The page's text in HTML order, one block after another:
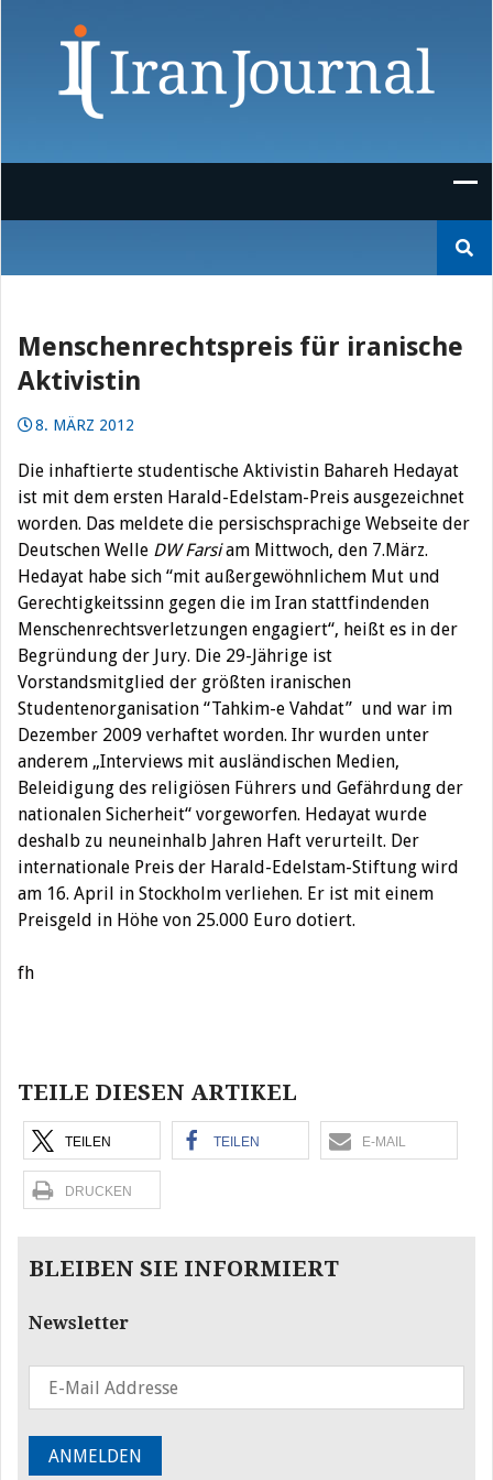
nach:
Menschenrechtspreis für iranische
Aktivistin
8. MÄRZ 2012
Die inhaftierte studentische Aktivistin Bahareh Hedayat
ist mit dem ersten Harald-Edelstam-Preis ausgezeichnet
worden. Das meldete die persischsprachige Webseite der
Deutschen Welle DW Farsiam Mittwoch, den 7.März.
Hedayat habe sich “mit außergewöhnlichem Mut und
Gerechtigkeitssinn gegen die im Iran stattfindenden
Menschenrechtsverletzungen engagiert“, heißt es in der
Begründung der Jury. Die 29-Jährige ist
Vorstandsmitglied der größten iranischen
Studentenorganisation “Tahkim-e Vahdat” und war im
Dezember 2009 verhaftet worden. Ihr wurden unter
anderem „Interviews mit ausländischen Medien,
Beleidigung des religiösen Führers und Gefährdung der
nationalen Sicherheit“ vorgeworfen. Hedayat wurde
deshalb zu neuneinhalb Jahren Haft verurteilt. Der
internationale Preis der Harald-Edelstam-Stiftung wird
am 16. April in Stockholm verliehen. Er ist mit einem
Preisgeld in Höhe von 25.000 Euro dotiert.
fh
TEILE DIESEN ARTIKEL
TEILEN TEILEN E-MAIL
DRUCKEN
BLEIBEN SIE INFORMIERT
Newsletter